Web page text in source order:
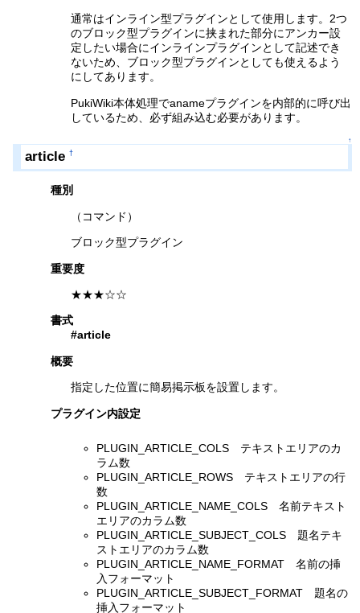
通常はインライン型プラグインとして使用します。2つ
のブロック型プラグインに挟まれた部分にアンカー設
定したい場合にインラインプラグインとして記述でき
ないため、ブロック型プラグインとしても使えるよう
にしてあります。
PukiWiki本体処理でanameプラグインを内部的に呼び出
しているため、必ず組み込む必要があります。
↑
article †
種別
（コマンド）
ブロック型プラグイン
重要度
★★★☆☆
書式
#article
概要
指定した位置に簡易掲示板を設置します。
プラグイン内設定
PLUGIN_ARTICLE_COLS テキストエリアのカ
ラム数
PLUGIN_ARTICLE_ROWS テキストエリアの行
数
PLUGIN_ARTICLE_NAME_COLS 名前テキスト
エリアのカラム数
PLUGIN_ARTICLE_SUBJECT_COLS 題名テキ
ストエリアのカラム数
PLUGIN_ARTICLE_NAME_FORMAT 名前の挿
入フォーマット
PLUGIN_ARTICLE_SUBJECT_FORMAT 題名の
挿入フォーマット